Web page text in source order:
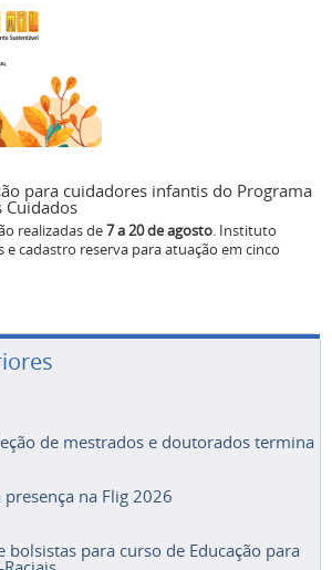
para cuidadores infantis do Programa
Cuidados
realizadas de7 a 20 de agosto. Instituto
e cadastro reserva para atuação em cinco
de mestrados e doutorados termina
na Flig 2026
bolsistas para curso de Educação para